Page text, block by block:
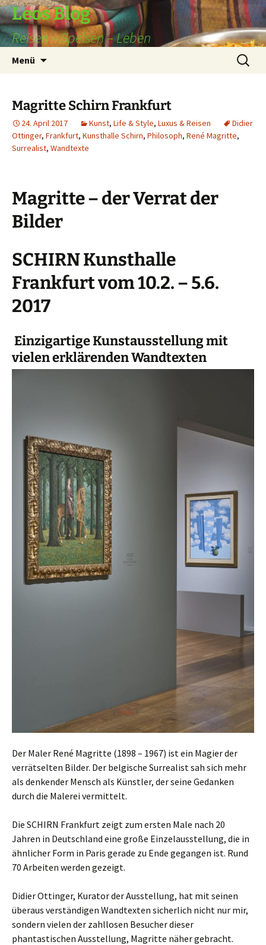
Leos Blog
Reisen – Speisen – Leben
Menü
Suchen
nach:
Magritte Schirn Frankfurt
24. April 2017 Kunst, Life & Style, Luxus & Reisen
Didier
Ottinger, Frankfurt, Kunsthalle Schirn, Philosoph, René Magritte,
Surrealist, Wandtexte
Magritte – der Verrat der
Bilder
SCHIRN Kunsthalle
Frankfurt vom 10.2. – 5.6.
2017
Einzigartige Kunstausstellung mit
vielen erklärenden Wandtexten
Der Maler René Magritte (1898 – 1967) ist ein Magier der
verrätselten Bilder. Der belgische Surrealist sah sich mehr
als denkender Mensch als Künstler, der seine Gedanken
durch die Malerei vermittelt.
Die SCHIRN Frankfurt zeigt zum ersten Male nach 20
Jahren in Deutschland eine große Einzelausstellung, die in
ähnlicher Form in Paris gerade zu Ende gegangen ist. Rund
70 Arbeiten werden gezeigt.
Didier Ottinger, Kurator der Ausstellung, hat mit seinen
überaus verständigen Wandtexten sicherlich nicht nur mir,
sondern vielen der zahllosen Besucher dieser
phantastischen Ausstellung, Magritte näher gebracht.